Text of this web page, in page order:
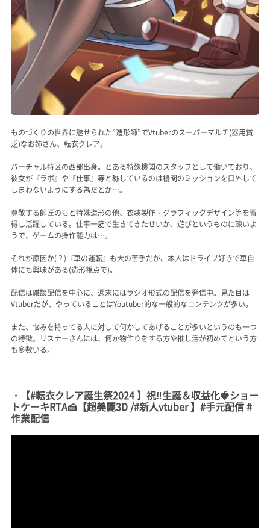
Official SNS
ものづくりの世界に魅せられた”造形師”でVtuberのスーパーマルチ(器用貧
乏)なお姉さん、転衣クレア。
バーチャル特区の西部出身。とある特殊機関のスタッフとして働いており、
彼女が『ラボ』や『仕事』等と称しているのは機関のミッションを口外して
しまわないようにする為だとか…。
尊敬する師匠のもと特殊造形の他、衣装製作・グラフィックデザイン等を習
得し活躍している。仕事一筋で生きてきたせいか、遊びというものに疎いよ
うで、ゲームの操作能力は…。
それが原因か(？)『車の運転』も大の苦手だが、本人はドライブ好きで車自
体にも興味がある(造形視点で)。
配信は雑談配信を中心に、週末にはラジオ形式の配信を発信中。見た目は
Vtuberだが、やっていることはYoutuber的な一般的なコンテンツが多い。
また、悩みを持ってる人に対して何かしてあげることが多いというのも一つ
の特徴。リスナーさんには、何か物作りをする方や推し活が初めてという方
も多数いる。
・【#転衣クレア誕生祭2024 】祝‼生誕＆収益化🍓ショー
トケーキRTA🍰【超美麗3D /#新人vtuber 】#手元配信 #
作業配信